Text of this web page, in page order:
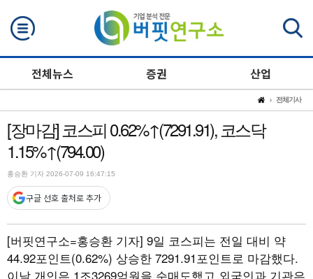
전체뉴스 증권 산업
전체기사
[장마감] 코스피 0.62%↑(7291.91), 코스닥
1.15%↑(794.00)
홍승환 기자 2026-07-09 16:47:15
구글 선호 출처로 추가
[버핏연구소=홍승환 기자] 9일 코스피는 전일 대비 약
44.92포인트(0.62%) 상승한 7291.91포인트로 마감했다.
이날 개인은 1조3269억원을 순매도했고 외국인과 기관은
검색